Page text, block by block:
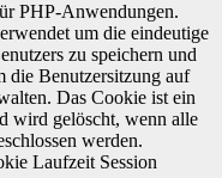
PHP-Anwendungen.
um die eindeutige
zu speichern und
die Benutzersitzung auf
Das Cookie ist ein
wird gelöscht, wenn alle
werden.
Laufzeit Session